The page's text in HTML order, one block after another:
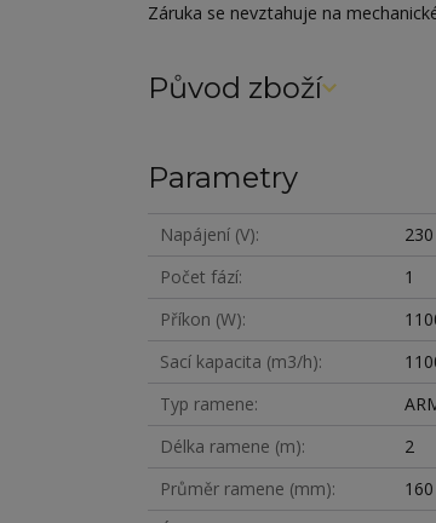
Záruka se nevztahuje na
Původ zboží
Parametry
Napájení (V)
230
Počet fází
1
Příkon (W)
Sací kapacita (m3/h)
Typ ramene
Délka ramene (m)
2
Průměr ramene (mm)
160